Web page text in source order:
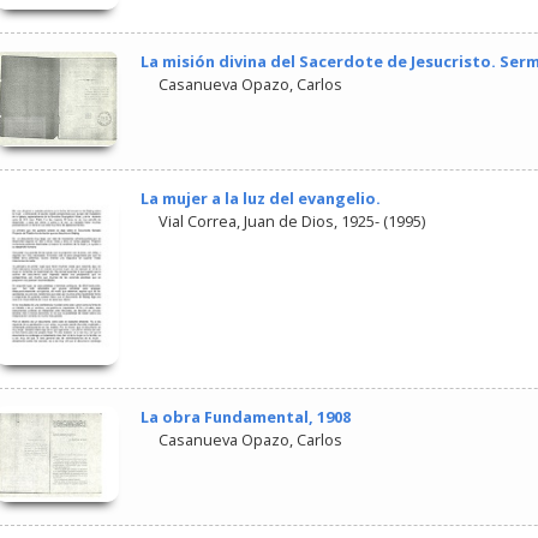
La misión divina del Sacerdote de Jesucristo.
Casanueva Opazo, Carlos
La mujer a la luz del evangelio.
Vial Correa, Juan de Dios, 1925- (1995)
La obra Fundamental, 1908
Casanueva Opazo, Carlos